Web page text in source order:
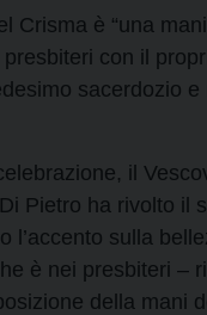
Crisma è “una
con il
sacerdozio
il
Pietro ha rivolto il
l’accento sulla
è nei presbiteri –
della mani